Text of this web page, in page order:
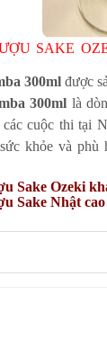
SAKE
300ml được
300ml là
cuộc thi tại
khỏe và phù
Sake Ozeki
Sake Nhật